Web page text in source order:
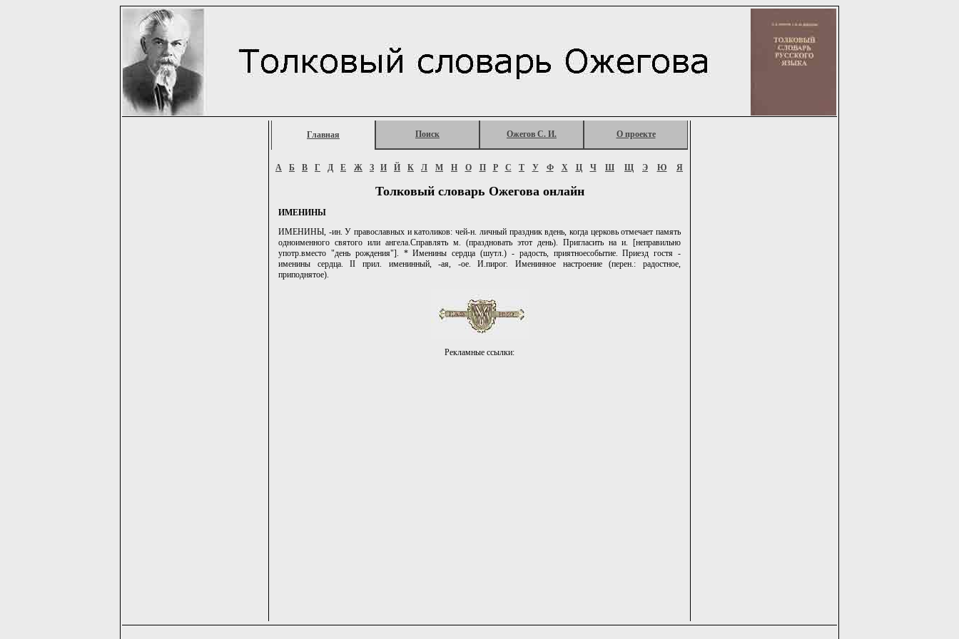
Главная Поиск Ожегов С. И. О проекте
А Б В Г Д Е Ж З И Й К Л М Н О П Р С Т У Ф Х Ц Ч Ш Щ Э Ю Я
Толковый словарь Ожегова онлайн
ИМЕНИНЫ
ИМЕНИНЫ, -ин. У православных и католиков: чей-н. личный праздник вдень, когда церковь отмечает память
одноименного святого или ангела.Справлять м. (праздновать этот день). Пригласить на и. [неправильно
употр.вместо "день рождения"]. * Именины сердца (шутл.) - радость, приятноесобытие. Приезд гостя -
именины сердца. II прил. именинный, -ая, -ое. И.пирог. Именинное настроение (перен.: радостное,
приподнятое).
Рекламные ссылки: